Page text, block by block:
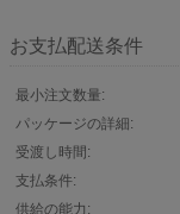
お支払配送条件
最小注文数量:
パッケージの詳細:
受渡し時間:
支払条件:
供給の能力: